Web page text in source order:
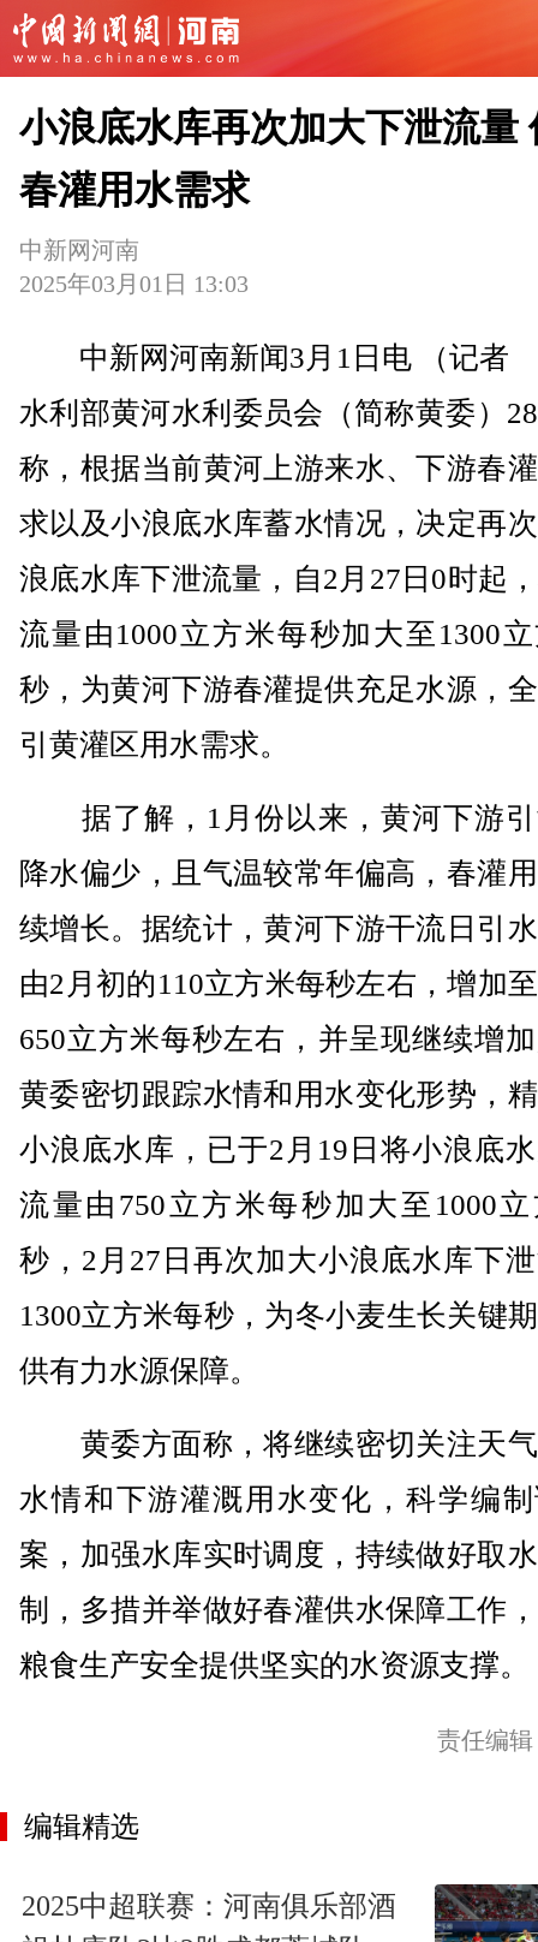
小浪底水库再次加大下泄流量
春灌用水需求
中新网河南
2025年03月01日 13:03
中新网河南新闻3月1日电 （记者
水利部黄河水利委员会（简称黄委）
称，根据当前黄河上游来水、下游春
求以及小浪底水库蓄水情况，决定再
浪底水库下泄流量，自2月27日0时起
流量由1000立方米每秒加大至1300
秒，为黄河下游春灌提供充足水源，
引黄灌区用水需求。
据了解，1月份以来，黄河下游引
降水偏少，且气温较常年偏高，春灌
续增长。据统计，黄河下游干流日引
由2月初的110立方米每秒左右，增加
650立方米每秒左右，并呈现继续增
黄委密切跟踪水情和用水变化形势，
小浪底水库，已于2月19日将小浪底
流量由750立方米每秒加大至1000
秒，2月27日再次加大小浪底水库下
1300立方米每秒，为冬小麦生长关键
供有力水源保障。
黄委方面称，将继续密切关注天
水情和下游灌溉用水变化，科学编
案，加强水库实时调度，持续做好取
制，多措并举做好春灌供水保障工作
粮食生产安全提供坚实的水资源支撑。
责任编
编辑精选
2025中超联赛：河南俱乐部酒